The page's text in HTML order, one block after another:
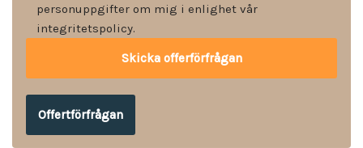
personuppgifter om mig i enlighet vår
integritetspolicy.
Offertförfrågan